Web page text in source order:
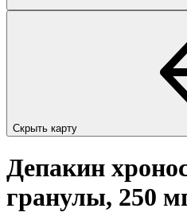
Скрыть карту
Депакин
гранулы, 250